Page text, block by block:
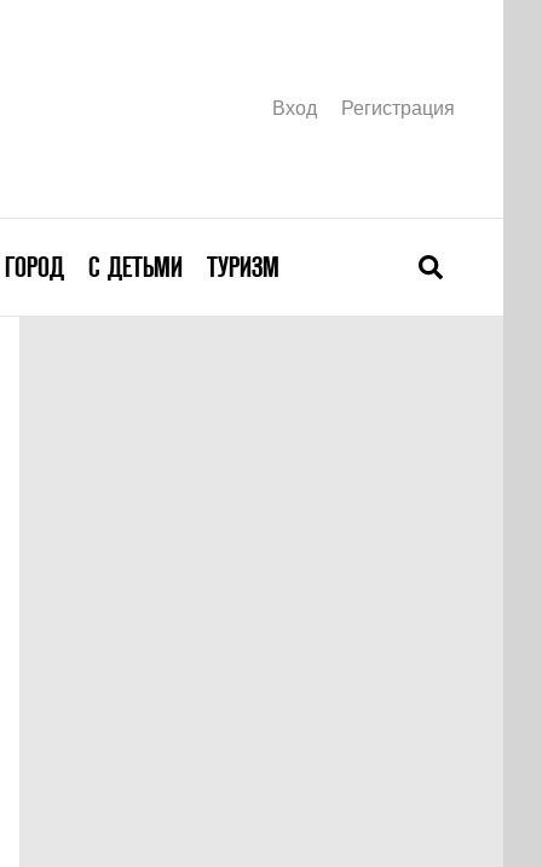
Вход Регистрация
ГОРОД С ДЕТЬМИ ТУРИЗМ